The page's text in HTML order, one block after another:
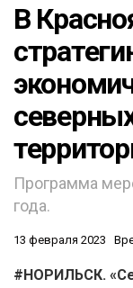
В
Программа
года.
13 февраля 2023
#НОРИЛЬСК.